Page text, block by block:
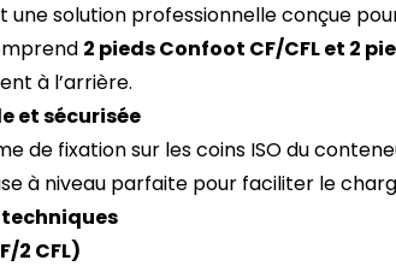
une solution professionnelle conçue
2 pieds Confoot CF/CFL et 2
à l’arrière.
et sécurisée
de fixation sur les coins ISO du
à niveau parfaite pour faciliter le
2 CFL)